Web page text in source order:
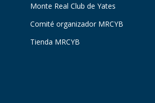
Monte Real Club de Yates
Comité organizador MRCYB
Tienda MRCYB